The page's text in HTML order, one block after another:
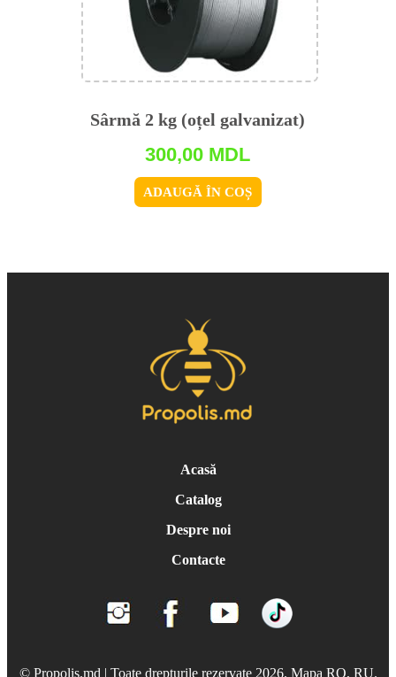
Sârmă 2 kg (oțel galvanizat)
300,00 MDL
ADAUGĂ ÎN COȘ
Acasă
Catalog
Despre noi
Contacte
© Propolis.md | Toate drepturile rezervate 2026. Mapa RO, RU.